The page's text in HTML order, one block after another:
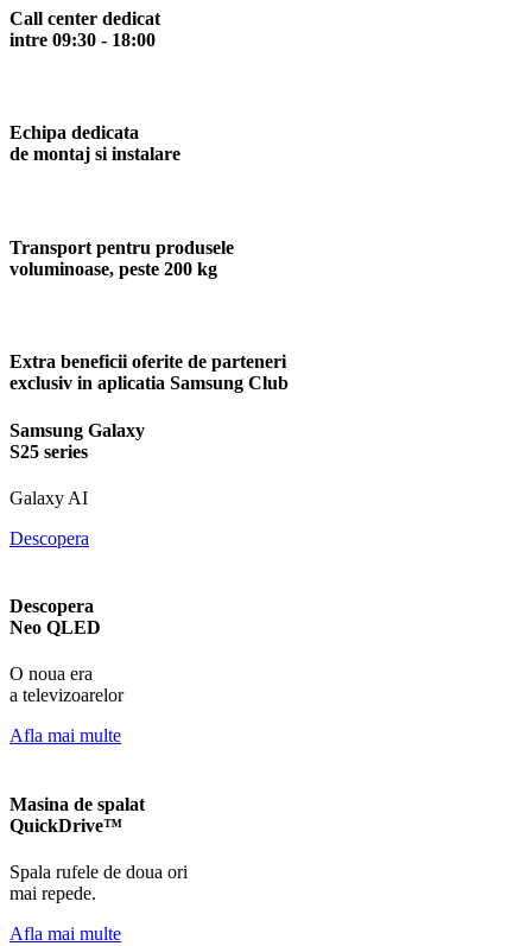
Call center dedicat
intre 09:30 - 18:00
Echipa dedicata
de montaj si instalare
Transport pentru produsele
voluminoase, peste 200 kg
Extra beneficii oferite de parteneri
exclusiv in aplicatia Samsung Club
Samsung Galaxy
S25 series
Galaxy AI
Descopera
Descopera
Neo QLED
O noua era
a televizoarelor
Afla mai multe
Masina de spalat
QuickDrive™
Spala rufele de doua ori
mai repede.
Afla mai multe